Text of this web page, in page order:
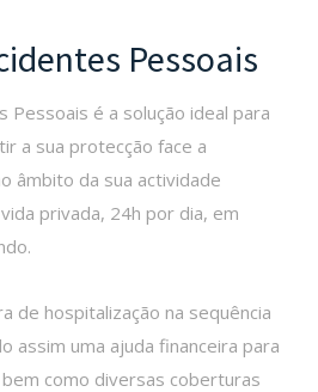
Pessoais
Pessoais é a solução ideal para
a sua protecção face a
âmbito da sua actividade
privada, 24h por dia, em
de hospitalização na sequência
assim uma ajuda financeira para
bem como diversas coberturas